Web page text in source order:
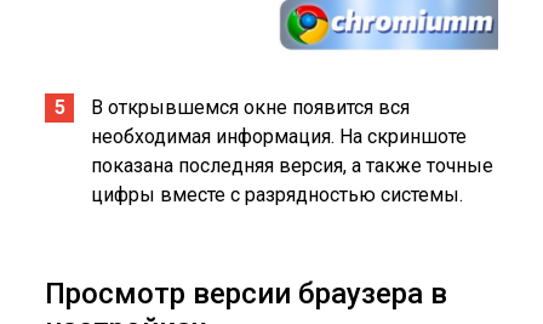
В открывшемся окне появится вся
необходимая информация. На скриншоте
показана последняя версия, а также точные
цифры вместе с разрядностью системы.
Просмотр версии браузера в